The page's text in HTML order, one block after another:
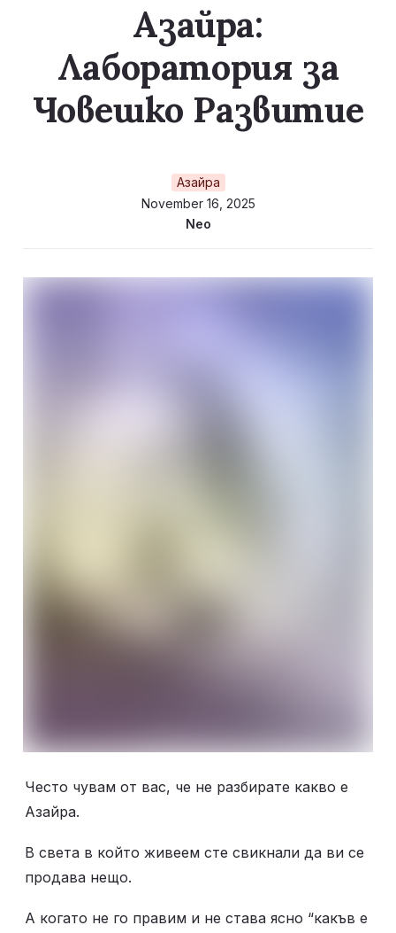
Азайра:
Лаборатория за
Човешко Развитие
Азайра
November 16, 2025
Neo
Често чувам от вас, че не разбирате какво е
Азайра.
В света в който живеем сте свикнали да ви се
продава нещо.
А когато не го правим и не става ясно “какъв е